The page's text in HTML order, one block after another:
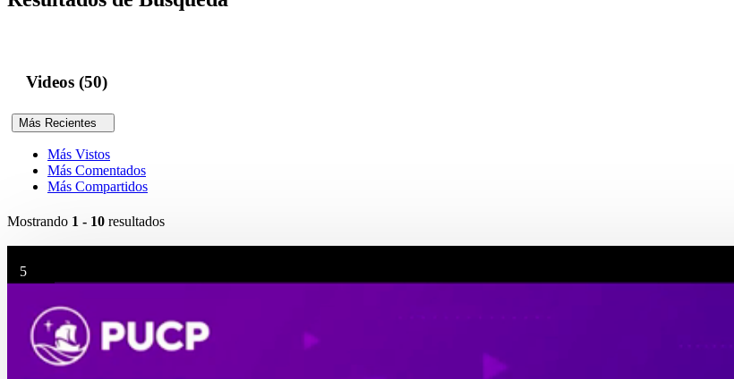
Videos (50)
Más Recientes
Más Vistos
Más Comentados
Más Compartidos
Mostrando 1 - 10 resultados
5